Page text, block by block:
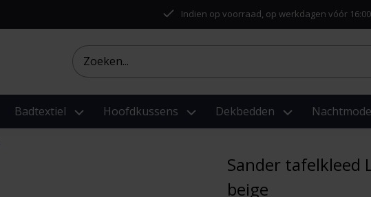
Indien op voorraad, op werkdagen vóór
Badtextiel Hoofdkussens Dekbedden Nachtmode
Sander tafelkleed
beige